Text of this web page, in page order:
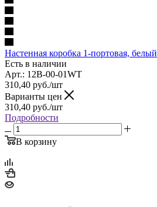
Настенная коробка 1-портовая, белый
Есть в наличии
Арт.: 12B-00-01WT
310,40 руб./шт
Варианты цен
310,40 руб./шт
Подробности
В корзину